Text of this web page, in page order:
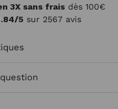
3X sans frais dès 100€
5 sur 2567 avis